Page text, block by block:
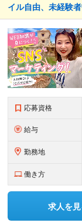
イル自由、未経験
応募資格
給与
勤務地
働き方
求人を見